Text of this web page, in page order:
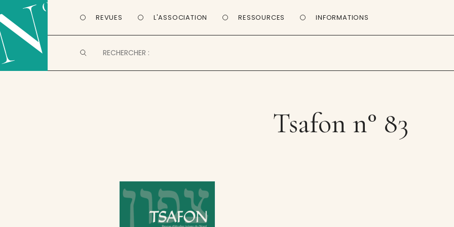
REVUES L'ASSOCIATION RESSOURCES INFORMATIONS
Tsafon n° 83